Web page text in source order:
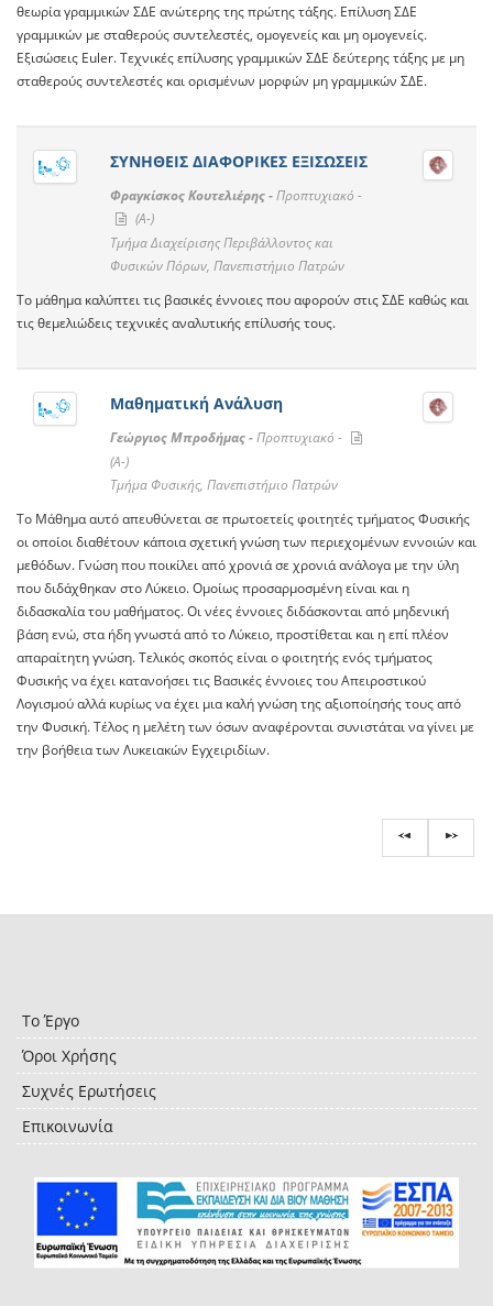
θεωρία γραμμικών ΣΔΕ ανώτερης της πρώτης τάξης. Επίλυση ΣΔΕ
γραμμικών με σταθερούς συντελεστές, ομογενείς και μη ομογενείς.
Εξισώσεις Euler. Τεχνικές επίλυσης γραμμικών ΣΔΕ δεύτερης τάξης με μη
σταθερούς συντελεστές και ορισμένων μορφών μη γραμμικών ΣΔΕ.
ΣΥΝΗΘΕΙΣ ΔΙΑΦΟΡΙΚΕΣ ΕΞΙΣΩΣΕΙΣ
Φραγκίσκος Κουτελιέρης -Προπτυχιακό -
(A-)
Τμήμα Διαχείρισης Περιβάλλοντος και
Φυσικών Πόρων, Πανεπιστήμιο Πατρών
Το μάθημα καλύπτει τις βασικές έννοιες που αφορούν στις ΣΔΕ καθώς και
τις θεμελιώδεις τεχνικές αναλυτικής επίλυσής τους.
Μαθηματική Ανάλυση
Γεώργιος Μπροδήμας -Προπτυχιακό -
(A-)
Τμήμα Φυσικής, Πανεπιστήμιο Πατρών
Το Μάθημα αυτό απευθύνεται σε πρωτοετείς φοιτητές τμήματος Φυσικής
οι οποίοι διαθέτουν κάποια σχετική γνώση των περιεχομένων εννοιών και
μεθόδων. Γνώση που ποικίλει από χρονιά σε χρονιά ανάλογα με την ύλη
που διδάχθηκαν στο Λύκειο. Ομοίως προσαρμοσμένη είναι και η
διδασκαλία του μαθήματος. Οι νέες έννοιες διδάσκονται από μηδενική
βάση ενώ, στα ήδη γνωστά από το Λύκειο, προστίθεται και η επί πλέον
απαραίτητη γνώση. Τελικός σκοπός είναι ο φοιτητής ενός τμήματος
Φυσικής να έχει κατανοήσει τις Βασικές έννοιες του Απειροστικού
Λογισμού αλλά κυρίως να έχει μια καλή γνώση της αξιοποίησής τους από
την Φυσική. Τέλος η μελέτη των όσων αναφέρονται συνιστάται να γίνει με
την βοήθεια των Λυκειακών Εγχειριδίων.
Το Έργο
Όροι Χρήσης
Συχνές Ερωτήσεις
Επικοινωνία